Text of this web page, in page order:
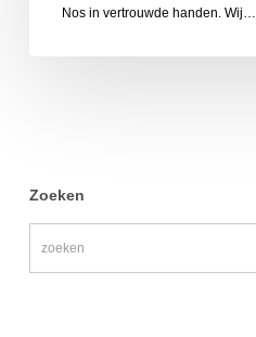
Nos in vertrouwde handen. Wij…
Zoeken